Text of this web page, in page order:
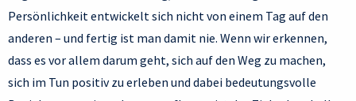
Persönlichkeit entwickelt sich nicht von einem Tag auf den
anderen – und fertig ist man damit nie. Wenn wir erkennen,
dass es vor allem darum geht, sich auf den Weg zu machen,
sich im Tun positiv zu erleben und dabei bedeutungsvolle